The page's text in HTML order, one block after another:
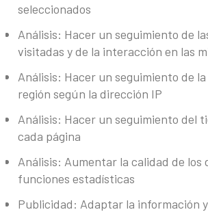
seleccionados
Análisis: Hacer un seguimiento de
visitadas y de la interacción en las
Análisis: Hacer un seguimiento de
región según la dirección IP
Análisis: Hacer un seguimiento del
cada página
Análisis: Aumentar la calidad de los
funciones estadísticas
Publicidad: Adaptar la información